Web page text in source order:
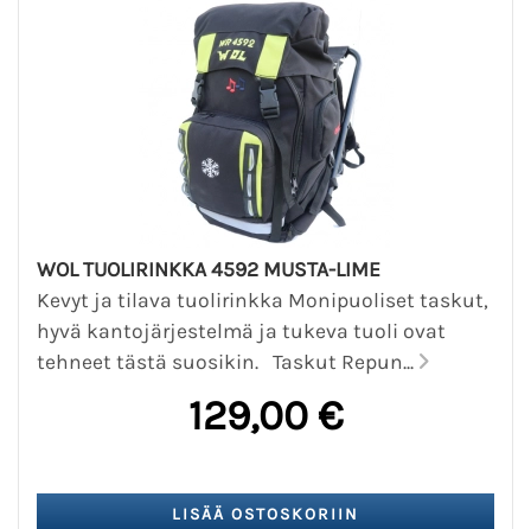
WOL TUOLIRINKKA 4592 MUSTA-LIME
Kevyt ja tilava tuolirinkka Monipuoliset taskut,
hyvä kantojärjestelmä ja tukeva tuoli ovat
tehneet tästä suosikin. Taskut Repun...
129,00 €